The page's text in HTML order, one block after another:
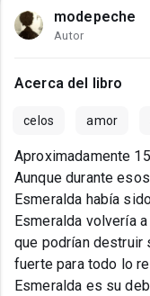
modepeche
Autor
Acerca del libro
celos amor
Aproximadamente
Aunque durante
Esmeralda había
Esmeralda volvería
que podrían destruir
fuerte para todo lo
Esmeralda es su